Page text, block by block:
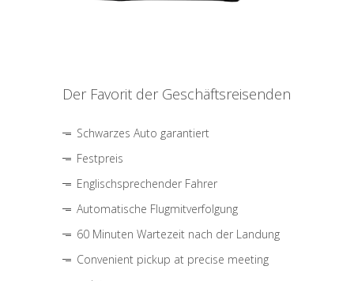
Der Favorit der Geschäftsreisenden
Schwarzes Auto garantiert
Festpreis
Englischsprechender Fahrer
Automatische Flugmitverfolgung
60 Minuten Wartezeit nach der Landung
Convenient pickup at precise meeting